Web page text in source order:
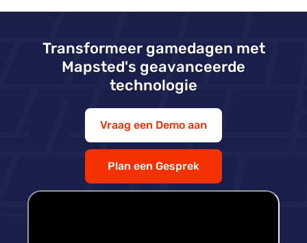
Transformeer gamedagen met
Mapsted's geavanceerde
technologie
Vraag een Demo aan
Plan een Gesprek